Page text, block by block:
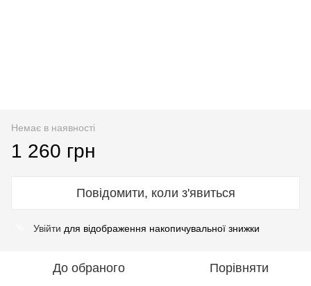
Немає в наявності
1 260 грн
Повідомити, коли з'явиться
Увійти для відображення накопичувальної знижки
До обраного Порівняти